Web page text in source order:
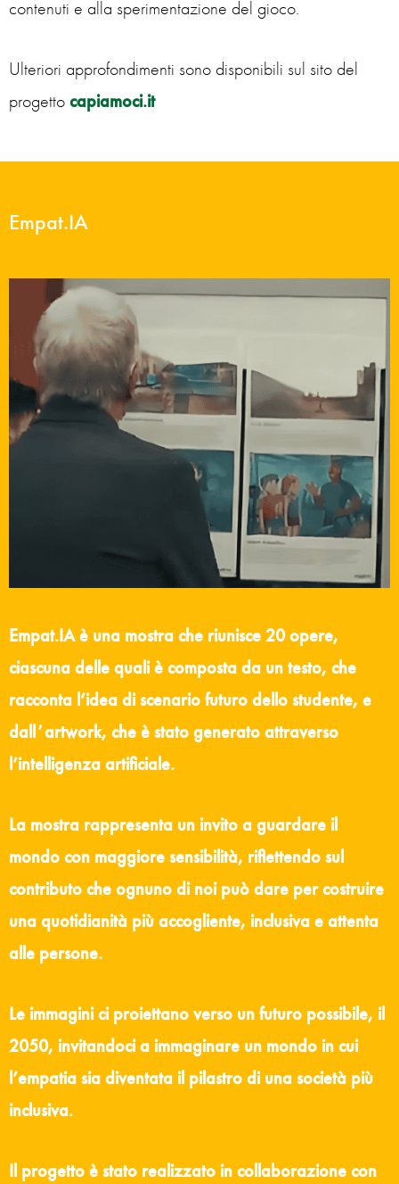
contenuti e alla sperimentazione del gioco.
Ulteriori approfondimenti sono disponibili sul sito del
progettocapiamoci.it
Empat.IA
Empat.IA è una mostra che riunisce 20 opere,
ciascuna delle quali è composta da un testo, che
racconta l’idea di scenario futuro dello studente, e
dallʼartwork, che è stato generato attraverso
l’intelligenza artificiale.
La mostra rappresenta un invito a guardare il
mondo con maggiore sensibilità, riflettendo sul
contributo che ognuno di noi può dare per costruire
una quotidianità più accogliente, inclusiva e attenta
alle persone.
Le immagini ci proiettano verso un futuro possibile, il
2050, invitandoci a immaginare un mondo in cui
l’empatia sia diventata il pilastro di una società più
inclusiva.
Il progetto è stato realizzato in collaborazione con